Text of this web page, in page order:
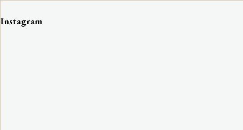
Instagram